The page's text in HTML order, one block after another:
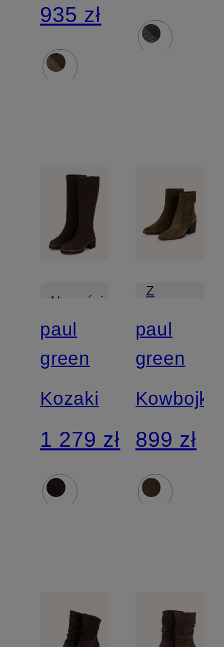
935 zł
Nowości
Z
certyfikatem
paul
green
Kozaki
1 279 zł
Z
paul
green
Kowbojki
899 zł